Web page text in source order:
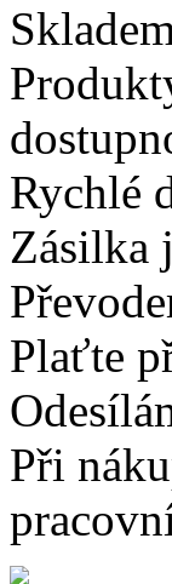
Rychlé
Zásilka
Plaťte
Při